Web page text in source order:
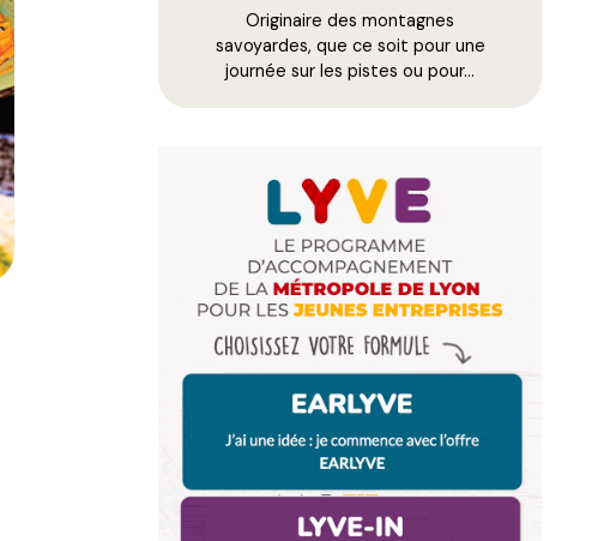
Originaire des montagnes
savoyardes, que ce soit pour une
journée sur les pistes ou pour…